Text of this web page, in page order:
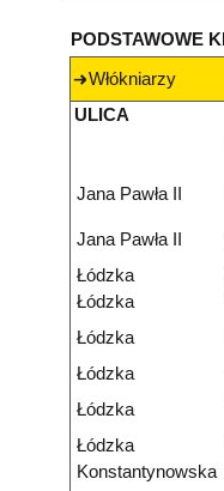
PODSTAWOWE
Włókniarzy
ULICA
Jana Pawła II
Jana Pawła II
Łódzka
Łódzka
Łódzka
Łódzka
Łódzka
Łódzka
Konstantynowska